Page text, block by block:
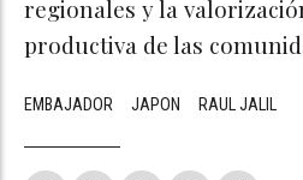
regionales y la
productiva de las
EMBAJADOR JAPON RAUL JALIL